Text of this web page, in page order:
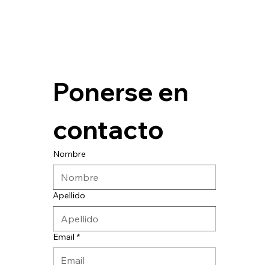
Ponerse en
contacto
Nombre
Apellido
Email *